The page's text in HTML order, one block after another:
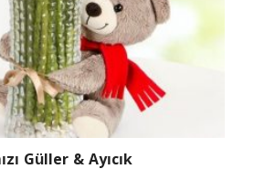
Güller & Ayıcık